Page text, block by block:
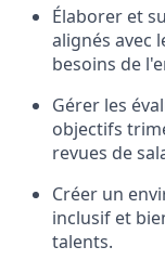
Élaborer et
alignés avec
besoins de
Gérer les
objectifs
revues de
Créer un
inclusif et
talents.